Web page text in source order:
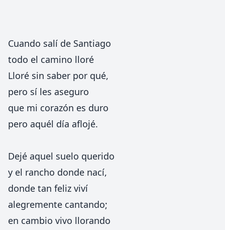
Cuando salí de Santiago
todo el camino lloré
Lloré sin saber por qué,
pero sí les aseguro
que mi corazón es duro
pero aquél día aflojé.
Dejé aquel suelo querido
y el rancho donde nací,
donde tan feliz viví
alegremente cantando;
en cambio vivo llorando